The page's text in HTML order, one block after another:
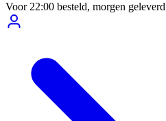
Voor22:00 besteld, morgen geleverd